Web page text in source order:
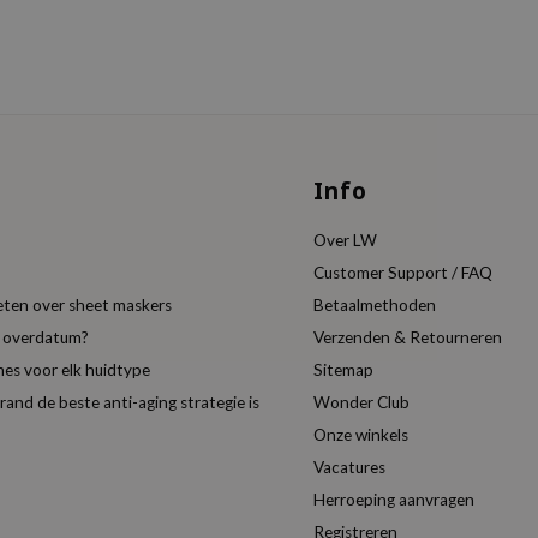
over sheet maskers
voor elk huidtype
de beste anti-aging strategie is
Info
Over LW
Customer Support / FAQ
Betaalmethoden
Verzenden & Retourneren
Sitemap
Wonder Club
Onze winkels
Vacatures
Herroeping aanvragen
Registreren